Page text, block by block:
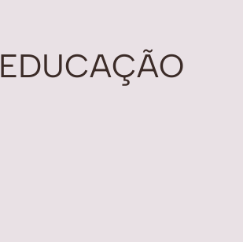
EDUCAÇÃO